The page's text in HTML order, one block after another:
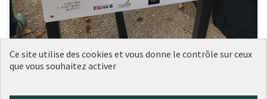
Ville de Lyon
0 0
Ce site utilise des cookies et vous donne le contrôle sur ceux
que vous souhaitez activer